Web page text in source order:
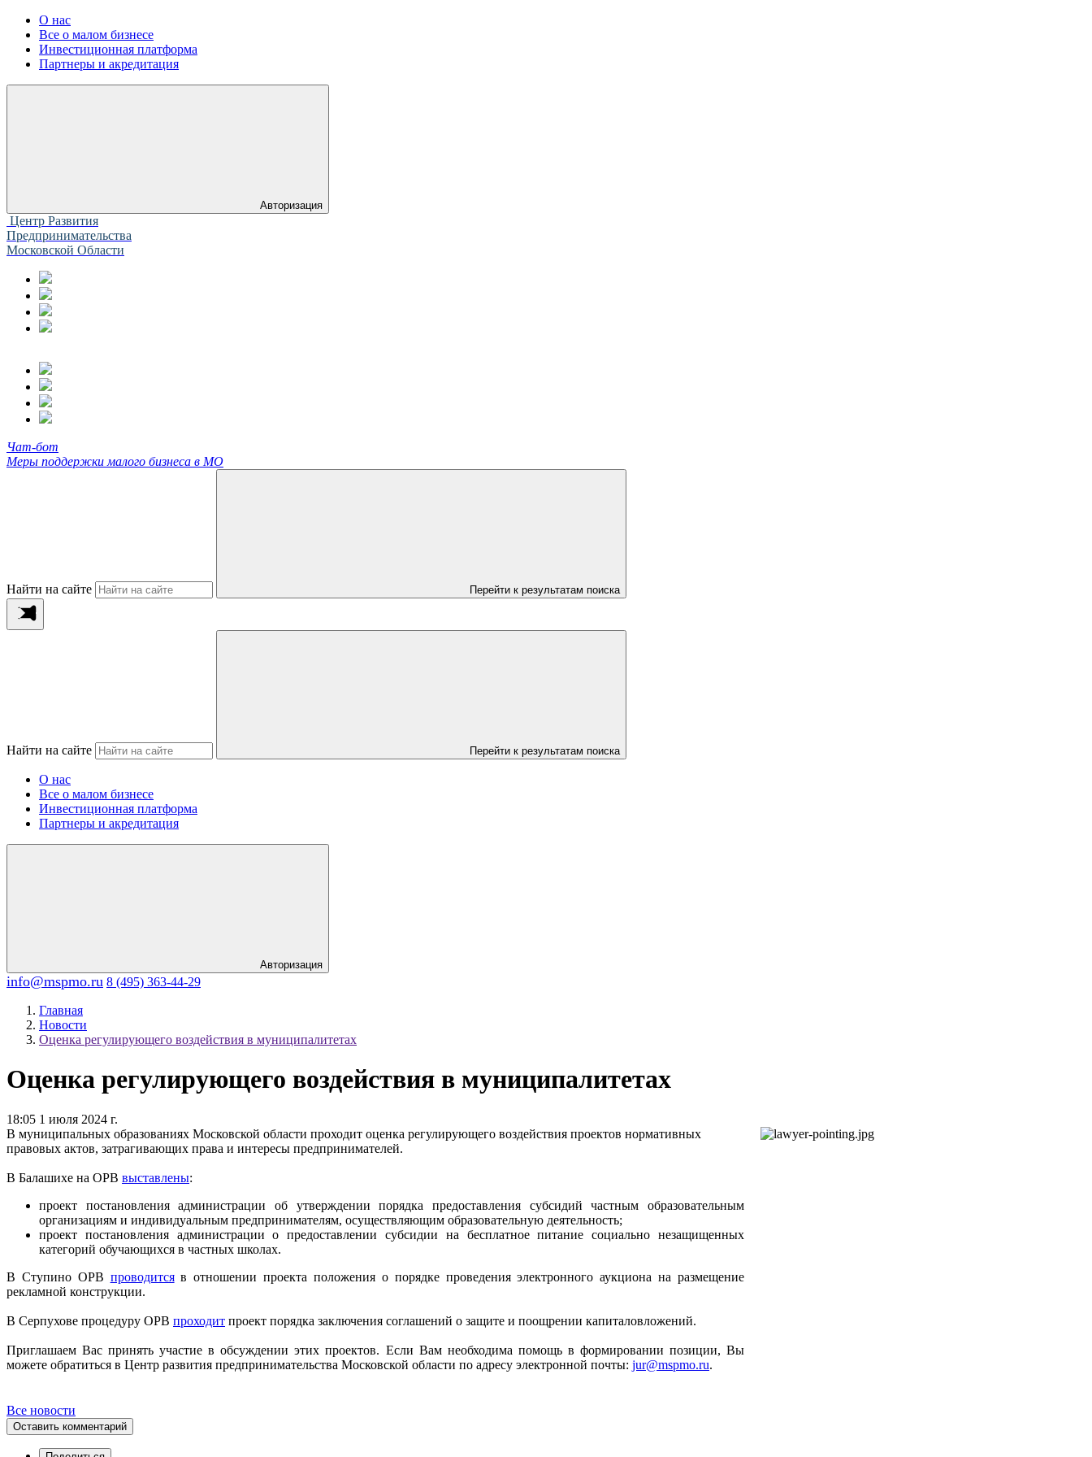
О нас
Все о малом бизнесе
Инвестиционная платформа
Партнеры и акредитация
Авторизация
Центр Развития
Предпринимательства
Московской Области
Чат-бот
Меры поддержки малого бизнеса в МО
Найти на сайте Перейти к результатам поиска
Найти на сайте Перейти к результатам поиска
О нас
Все о малом бизнесе
Инвестиционная платформа
Партнеры и акредитация
Авторизация
info@mspmo.ru 8 (495) 363-44-29
Главная
Новости
Оценка регулирующего воздействия в муниципалитетах
Оценка регулирующего воздействия в муниципалитетах
18:05 1 июля 2024 г.
В муниципальных образованиях Московской области проходит оценка регулирующего воздействия проектов нормативных
правовых актов, затрагивающих права и интересы предпринимателей.
В Балашихе на ОРВ выставлены:
проект постановления администрации об утверждении порядка предоставления субсидий частным образовательным
организациям и индивидуальным предпринимателям, осуществляющим образовательную деятельность;
проект постановления администрации о предоставлении субсидии на бесплатное питание социально незащищенных
категорий обучающихся в частных школах.
В Ступино ОРВ проводитсяв отношении проекта положения о порядке проведения электронного аукциона на размещение
рекламной конструкции.
В Серпухове процедуру ОРВ проходит проект порядка заключения соглашений о защите и поощрении капиталовложений.
Приглашаем Вас принять участие в обсуждении этих проектов. Если Вам необходима помощь в формировании позиции, Вы
можете обратиться в Центр развития предпринимательства Московской области по адресу электронной почты: jur@mspmo.ru.
Все новости
Оставить комментарий